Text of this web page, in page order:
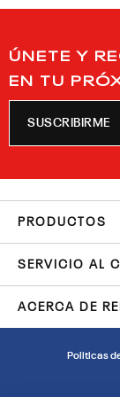
ÚNETE Y
EN TU
SUSCRIBIRME
PRODUCTOS
SERVICIO AL
ACERCA DE
Politicas